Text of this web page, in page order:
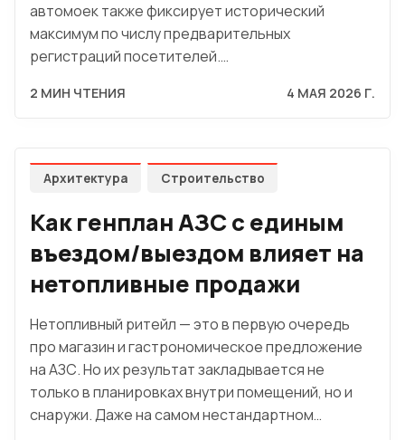
автомоек также фиксирует исторический
максимум по числу предварительных
регистраций посетителей.…
2 МИН ЧТЕНИЯ 4 МАЯ 2026 Г.
Архитектура Строительство
Как генплан АЗС с единым
въездом/выездом влияет на
нетопливные продажи
Нетопливный ритейл — это в первую очередь
про магазин и гастрономическое предложение
на АЗС. Но их результат закладывается не
только в планировках внутри помещений, но и
снаружи. Даже на самом нестандартном…